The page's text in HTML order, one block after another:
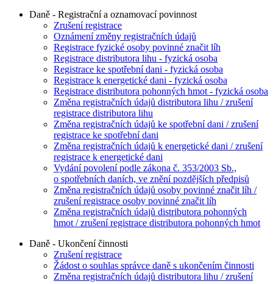
Daně - Registrační a oznamovací povinnost
Zrušení registrace
Oznámení změny registračních údajů
Registrace fyzické osoby povinné značit líh
Registrace distributora lihu - fyzická osoba
Registrace ke spotřební dani - fyzická osoba
Registrace k energetické dani - fyzická osoba
Registrace distributora pohonných hmot - fyzická osoba
Změna registračních údajů distributora lihu / zrušení
registrace distributora lihu
Změna registračních údajů ke spotřební dani / zrušení
registrace ke spotřební dani
Změna registračních údajů k energetické dani / zrušení
registrace k energetické dani
Vydání povolení podle zákona č. 353/2003 Sb.,
o spotřebních daních, ve znění pozdějších předpisů
Změna registračních údajů osoby povinné značit líh /
zrušení registrace osoby povinné značit líh
Změna registračních údajů distributora pohonných
hmot / zrušení registrace distributora pohonných hmot
Daně - Ukončení činnosti
Zrušení registrace
Žádost o souhlas správce daně s ukončením činnosti
Změna registračních údajů distributora lihu / zrušení